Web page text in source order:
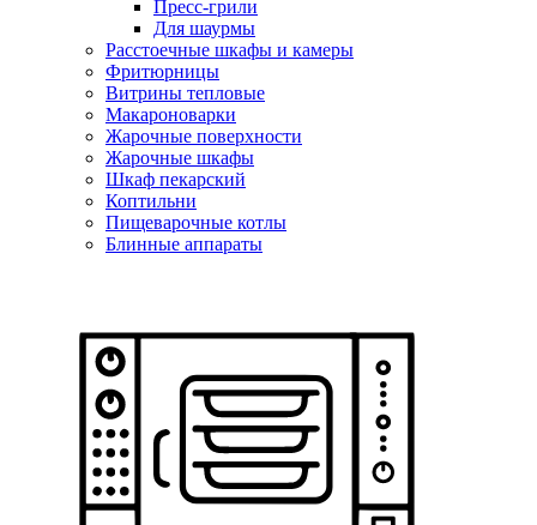
Пресс-грили
Для шаурмы
Расстоечные шкафы и камеры
Фритюрницы
Витрины тепловые
Макароноварки
Жарочные поверхности
Жарочные шкафы
Шкаф пекарский
Коптильни
Пищеварочные котлы
Блинные аппараты